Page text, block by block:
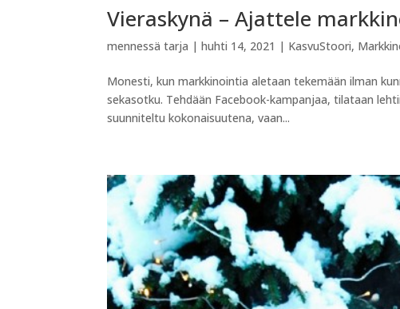
Vieraskynä – Ajattele
mennessätarja |huhti 14, 2021 | KasvuStoori,
Monesti, kun markkinointia aletaan tekemään ilman
sekasotku. Tehdään Facebook-kampanjaa, tilataan
suunniteltu kokonaisuutena, vaan...